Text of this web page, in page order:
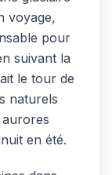
voyage,
pour
suivant la
le tour de
naturels
en été.